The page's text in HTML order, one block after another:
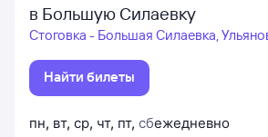
в Большую Силаевку
Стоговка - Большая Силаевка,
Найти билеты
пн, вт, ср, чт, пт, сбежедневно